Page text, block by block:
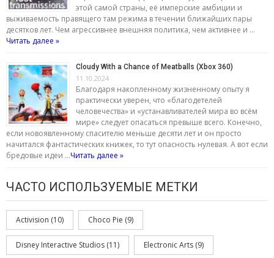
этой самой страны, её имперские амбиции и
выживаемость правящего там режима в течении ближайших пары
десятков лет. Чем агрессивнее внешняя политика, чем активнее и …
Читать далее »
Cloudy With a Chance of Meatballs (Xbox 360)
11.10.2024
Благодаря накопленному жизненному опыту я
практически уверен, что «благодетелей
человечества» и «устанавливателей мира во всём
мире» следует опасаться превыше всего. Конечно,
если новоявленному спасителю меньше десяти лет и он просто
начитался фантастических книжек, то тут опасность нулевая. А вот если
бредовые идеи …Читать далее »
ЧАСТО ИСПОЛЬЗУЕМЫЕ МЕТКИ
Activision (10) Choco Pie (9)
Disney Interactive Studios (11) Electronic Arts (9)